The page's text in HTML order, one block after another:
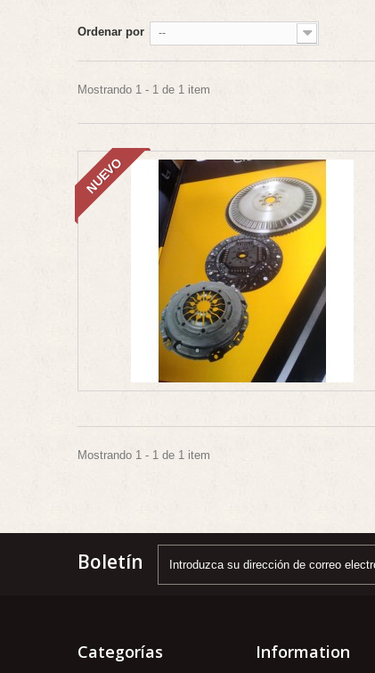
Ordenar por --
Mostrando 1 - 1 de 1 item
NUEVO
Mostrando 1 - 1 de 1 item
Boletín
Categorías Information